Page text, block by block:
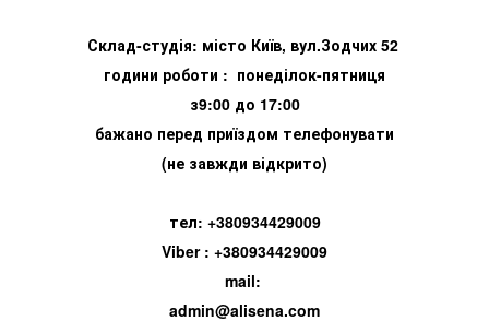
Склад-студія: місто Київ, вул.Зодчих 52
години роботи : понеділок-пятниця
з9:00 до 17:00
бажано перед приїздом телефонувати
(не завжди відкрито)
тел: +380934429009
Viber : +380934429009
mail:
admin@alisena.com